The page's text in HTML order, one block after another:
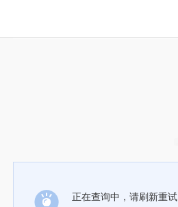
正在查询中，请刷新重试